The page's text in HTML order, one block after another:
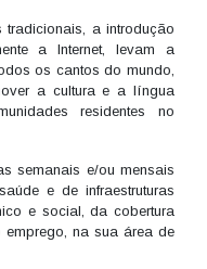
a introdução
a Internet, levam a
os cantos do mundo,
a cultura e a língua
residentes no
semanais e/ou mensais
e de infraestruturas
e social, da cobertura
na sua área de